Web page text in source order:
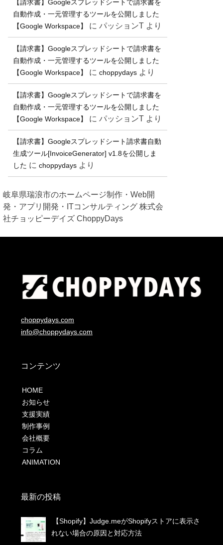
【請求書】Googleスプレッドシートで請求書を
自動作成・一元管理するツールを公開しました
【Google Workspace】
に パッションT より
【請求書】Googleスプレッドシートで請求書を
自動作成・一元管理するツールを公開しました
【Google Workspace】
に choppydays より
【請求書】Googleスプレッドシートで請求書を
自動作成・一元管理するツールを公開しました
【Google Workspace】
に パッションT より
【請求書】Googleスプレッドシート請求書自動
生成ツール[InvoiceGenerator] v1.8を公開しま
した に choppydays より
岐阜県瑞浪市のホームページ制作・Web開
発・アプリ開発・ITコンサルティング 株式会
社チョッピーデイズ ChoppyDays
choppydays.com
info@choppydays.com
コンテンツ
HOME
お知らせ
支援実績
制作事例
会社概要
コラム
ANIMATION
最新の投稿
【Shopify】Judge.meがShopifyストアに表示さ
れない場合の原因と対応方法